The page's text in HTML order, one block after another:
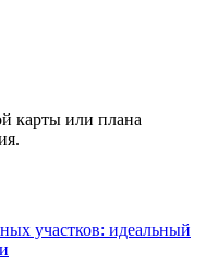
карты или плана